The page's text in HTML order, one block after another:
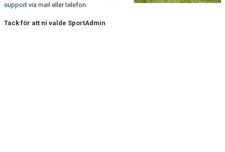
support via mail eller telefon.
Tack för att ni valde SportAdmin